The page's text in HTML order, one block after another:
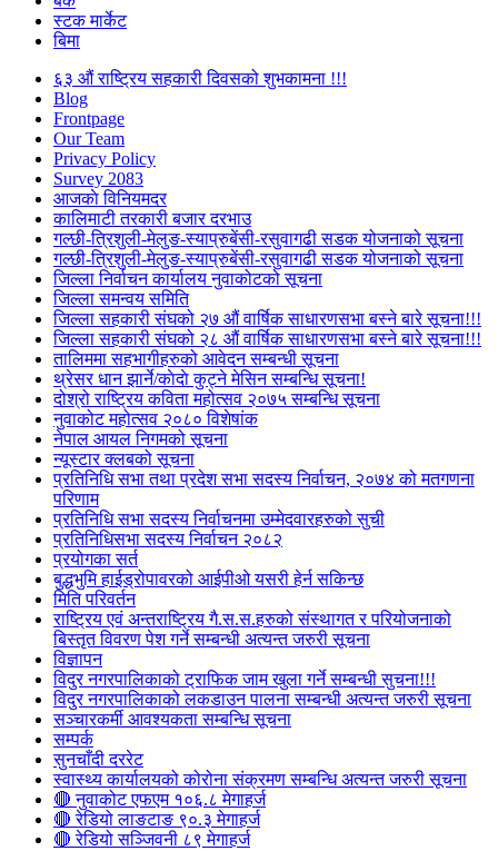
स्टक मार्केट
बिमा
६३ औं राष्ट्रिय सहकारी दिवसको शुभकामना !!!
Blog
Frontpage
Our Team
Privacy Policy
Survey 2083
आजकाे विनियमदर
कालिमाटी तरकारी बजार दरभाउ
गल्छी-त्रिशुली-मेलुङ-स्याप्रुबेंसी-रसुवागढी सडक योजनाको सूचना
गल्छी-त्रिशुली-मेलुङ-स्याप्रुबेंसी-रसुवागढी सडक योजनाको सूचना
जिल्ला निर्वाचन कार्यालय नुवाकोटको सूचना
जिल्ला समन्वय समिति
जिल्ला सहकारी संघको २७ औं वार्षिक साधारणसभा बस्ने बारे सूचना!!!
जिल्ला सहकारी संघको २८ औं वार्षिक साधारणसभा बस्ने बारे सूचना!!!
तालिममा सहभागीहरुको आवेदन सम्बन्धी सूचना
थ्रेसर धान झार्ने/काेदाे कुट्ने मेसिन सम्बन्धि सूचना!
दोश्रो राष्ट्रिय कविता महोत्सव २०७५ सम्बन्धि सूचना
नुवाकोट महोत्सव २०८० विशेषांक
नेपाल आयल निगमको सूचना
न्यूस्टार क्लबको सूचना
प्रतिनिधि सभा तथा प्रदेश सभा सदस्य निर्वाचन, २०७४ को मतगणना
परिणाम
प्रतिनिधि सभा सदस्य निर्वाचनमा उम्मेदवारहरुको सुची
प्रतिनिधिसभा सदस्य निर्वाचन २०८२
प्रयोगका सर्त
बुद्धभुमि हाईड्रोपावरको आईपीओ यसरी हेर्न सकिन्छ
मिति परिवर्तन
राष्ट्रिय एवं अन्तराष्ट्रिय गै.स.स.हरुको संस्थागत र परियोजनाको
बिस्तृत विवरण पेश गर्ने सम्बन्धी अत्यन्त जरुरी सूचना
विज्ञापन
विदुर नगरपालिकाको ट्राफिक जाम खुला गर्ने सम्बन्धी सुचना!!!
विदुर नगरपालिकाको लकडाउन पालना सम्बन्धी अत्यन्त जरुरी सूचना
सञ्चारकर्मी आवश्यकता सम्बन्धि सूचना
सम्पर्क
सुनचाँदी दररेट
स्वास्थ्य कार्यालयको कोरोना संक्रमण सम्बन्धि अत्यन्त जरुरी सूचना
🔴 नुवाकोट एफएम १०६.८ मेगाहर्ज
🔴 रेडियो लाङटाङ ९०.३ मेगाहर्ज
🔴 रेडियो सञ्जिवनी ८९ मेगाहर्ज